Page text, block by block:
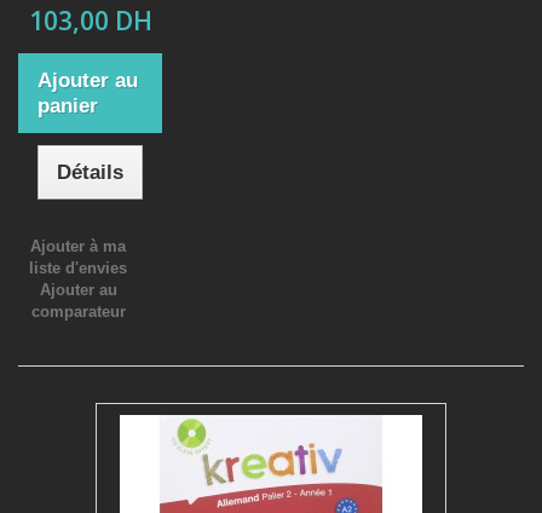
103,00 DH
Ajouter au
panier
Détails
Ajouter à ma
liste d'envies
Ajouter au
comparateur